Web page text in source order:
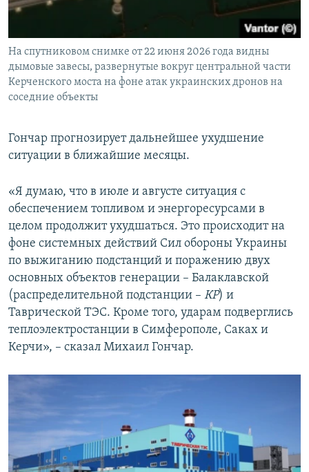
На спутниковом снимке от 22 июня 2026 года видны
дымовые завесы, развернутые вокруг центральной части
Керченского моста на фоне атак украинских дронов на
соседние объекты
Гончар прогнозирует дальнейшее ухудшение
ситуации в ближайшие месяцы.
«Я думаю, что в июле и августе ситуация с
обеспечением топливом и энергоресурсами в
целом продолжит ухудшаться. Это происходит на
фоне системных действий Сил обороны Украины
по выжиганию подстанций и поражению двух
основных объектов генерации – Балаклавской
(распределительной подстанции – КР) и
Таврической ТЭС. Кроме того, ударам подверглись
теплоэлектростанции в Симферополе, Саках и
Керчи», – сказал Михаил Гончар.